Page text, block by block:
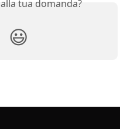
tua domanda?
😃